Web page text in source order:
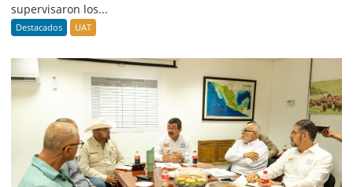
supervisaron los...
Destacados UAT